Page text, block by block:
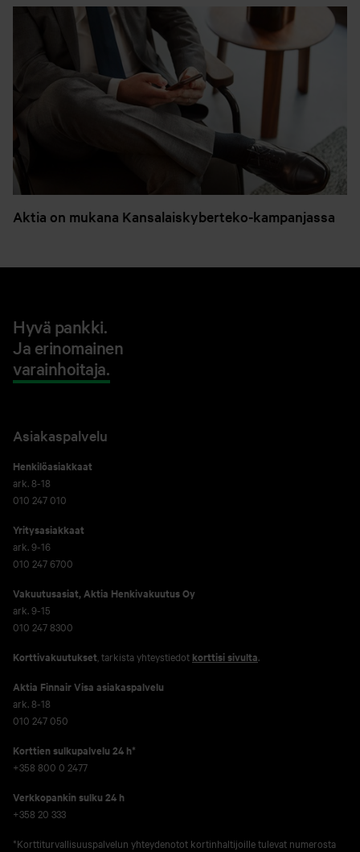
Aktia on mukana Kansalaiskyberteko-kampanjassa
Hyvä pankki.
Ja erinomainen
varainhoitaja.
Asiakaspalvelu
Henkilöasiakkaat
ark. 8-18
010 247 010
Yritysasiakkaat
ark. 9-16
010 247 6700
Vakuutusasiat, Aktia Henkivakuutus Oy
ark. 9-15
010 247 8300
Korttivakuutukset , tarkista yhteystiedot korttisi sivulta.
Aktia Finnair Visa asiakaspalvelu
ark. 8-18
010 247 050
Korttien sulkupalvelu 24 h*
+358 800 0 2477
Verkko­pankin sulku 24 h
+358 20 333
*Korttiturvallisuuspalvelun yhteydenotot kortinhaltijoille tulevat numerosta